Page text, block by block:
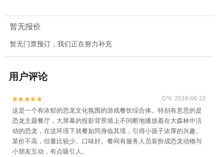
暂无报价
暂无门票预订，我们正在努力补充
用户评论

 G*6 2018-06-22
这是一个有浓郁的恐龙文化氛围的游戏餐饮综合体。特别有意思的是
恐龙主题餐厅，大屏幕的投影背景墙上不间断地播放着在大森林中活
动的恐龙，在这环境下就餐如同身临其境，引得小孩子浓厚的兴趣。
菜价不高，但量比较少。口味好。餐间有服务人员装扮成恐龙动物与
小朋友互动，有点吸引人。